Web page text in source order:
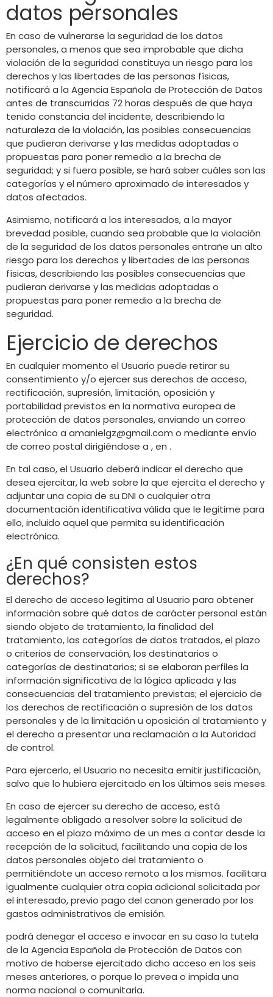
datos personales
En caso de vulnerarse la seguridad de los datos
personales, a menos que sea improbable que dicha
violación de la seguridad constituya un riesgo para los
derechos y las libertades de las personas físicas,
notificará a la Agencia Española de Protección de Datos
antes de transcurridas 72 horas después de que haya
tenido constancia del incidente, describiendo la
naturaleza de la violación, las posibles consecuencias
que pudieran derivarse y las medidas adoptadas o
propuestas para poner remedio a la brecha de
seguridad; y si fuera posible, se hará saber cuáles son las
categorías y el número aproximado de interesados y
datos afectados.
Asimismo, notificará a los interesados, a la mayor
brevedad posible, cuando sea probable que la violación
de la seguridad de los datos personales entrañe un alto
riesgo para los derechos y libertades de las personas
físicas, describiendo las posibles consecuencias que
pudieran derivarse y las medidas adoptadas o
propuestas para poner remedio a la brecha de
seguridad.
Ejercicio de derechos
En cualquier momento el Usuario puede retirar su
consentimiento y/o ejercer sus derechos de acceso,
rectificación, supresión, limitación, oposición y
portabilidad previstos en la normativa europea de
protección de datos personales, enviando un correo
electrónico a amanielgz@gmail.com o mediante envío
de correo postal dirigiéndose a , en .
En tal caso, el Usuario deberá indicar el derecho que
desea ejercitar, la web sobre la que ejercita el derecho y
adjuntar una copia de su DNI o cualquier otra
documentación identificativa válida que le legitime para
ello, incluido aquel que permita su identificación
electrónica.
¿En qué consisten estos
derechos?
El derecho de acceso legitima al Usuario para obtener
información sobre qué datos de carácter personal están
siendo objeto de tratamiento, la finalidad del
tratamiento, las categorías de datos tratados, el plazo
o criterios de conservación, los destinatarios o
categorías de destinatarios; si se elaboran perfiles la
información significativa de la lógica aplicada y las
consecuencias del tratamiento previstas; el ejercicio de
los derechos de rectificación o supresión de los datos
personales y de la limitación u oposición al tratamiento y
el derecho a presentar una reclamación a la Autoridad
de control.
Para ejercerlo, el Usuario no necesita emitir justificación,
salvo que lo hubiera ejercitado en los últimos seis meses.
En caso de ejercer su derecho de acceso, está
legalmente obligado a resolver sobre la solicitud de
acceso en el plazo máximo de un mes a contar desde la
recepción de la solicitud, facilitando una copia de los
datos personales objeto del tratamiento o
permitiéndote un acceso remoto a los mismos. facilitara
igualmente cualquier otra copia adicional solicitada por
el interesado, previo pago del canon generado por los
gastos administrativos de emisión.
podrá denegar el acceso e invocar en su caso la tutela
de la Agencia Española de Protección de Datos con
motivo de haberse ejercitado dicho acceso en los seis
meses anteriores, o porque lo prevea o impida una
norma nacional o comunitaria.